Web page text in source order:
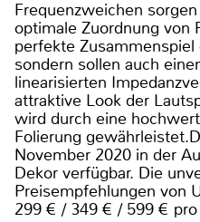
Frequenzweichen
optimale Zuordnung von
perfekte Zusammenspiel
sondern sollen auch
linearisierten
attraktive Look der
wird durch eine
Folierung
November 2020 in der
Dekor verfügbar. Die
Preisempfehlungen von
299 € / 349 € / 599 €